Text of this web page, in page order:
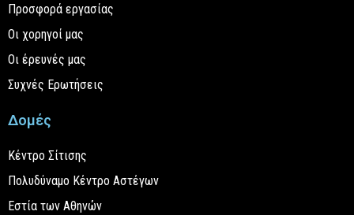
Προσφορά εργασίας
Οι χορηγοί μας
Οι έρευνές μας
Συχνές Ερωτήσεις
Δομές
Κέντρο Σίτισης
Πολυδύναμο Κέντρο Αστέγων
Εστία των Αθηνών